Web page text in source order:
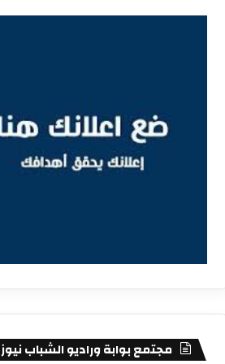
مجتمع بوابة وراديو الشباب نيوز